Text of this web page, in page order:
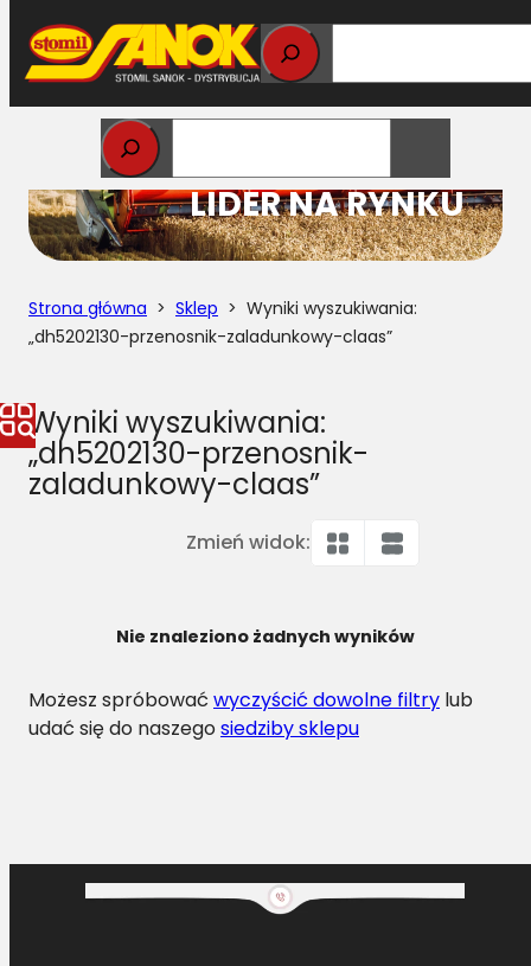
Przejdź
do
treści
STOMIL
LIDER NA RYNKU
Strona główna > Sklep > Wyniki wyszukiwania:
„dh5202130-przenosnik-zaladunkowy-claas”
Wyniki wyszukiwania:
„dh5202130-przenosnik-
zaladunkowy-claas”
Zmień widok:
Nie znaleziono żadnych wyników
Możesz spróbować wyczyścić dowolne filtry lub
udać się do naszegosiedziby sklepu